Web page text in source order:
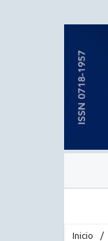
Inicio /